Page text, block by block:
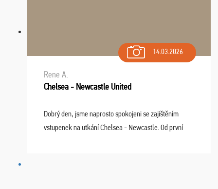
14.03.2026
Rene A.
Chelsea - Newcastle United
Dobrý den, jsme naprosto spokojeni se zajištěním
vstupenek na utkání Chelsea - Newcastle. Od první